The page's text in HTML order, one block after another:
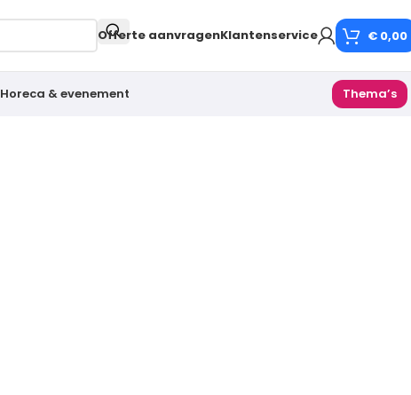
Offerte aanvragenKlantenservice € 0,00
Horeca & evenement Thema’s